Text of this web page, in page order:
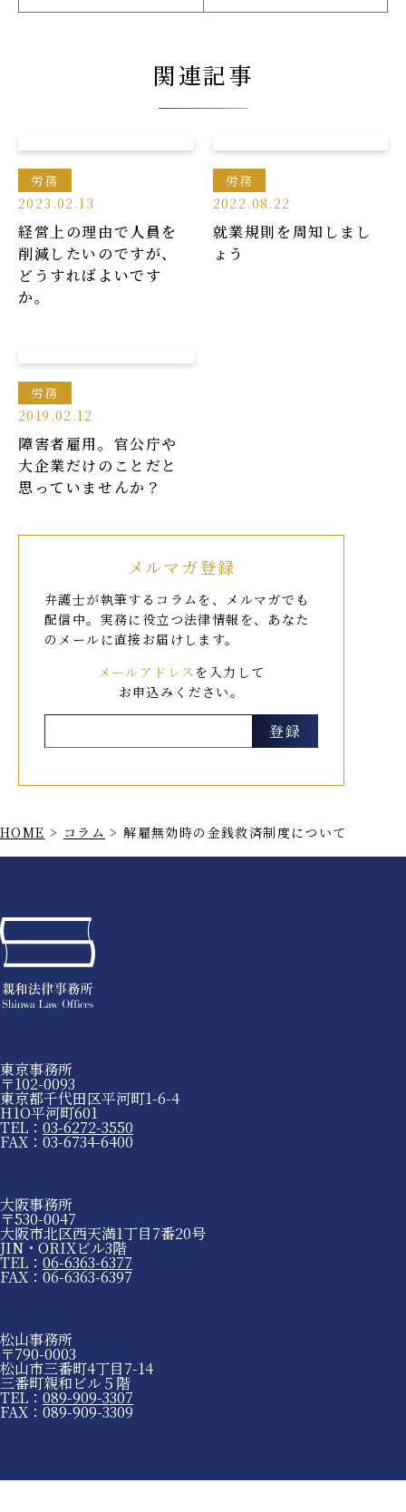
関連記事
労務
2023.02.13
経営上の理由で人員を
削減したいのですが、
どうすればよいです
か。
労務
2022.08.22
就業規則を周知しまし
ょう
労務
2019.02.12
障害者雇用。官公庁や
大企業だけのことだと
思っていませんか？
メルマガ登録
弁護士が執筆するコラムを、メルマガでも
配信中。 実務に役立つ法律情報を、あなた
のメールに直接お届けします。
メールアドレス を入力して
お申込みください。
HOME > コラム >解雇無効時の金銭救済制度について
東京事務所
〒102-0093
東京都千代田区平河町1-6-4
H1O平河町601
TEL： 03-6272-3550
FAX：03-6734-6400
大阪事務所
〒530-0047
大阪市北区西天満1丁目7番20号
JIN・ORIXビル3階
TEL： 06-6363-6377
FAX：06-6363-6397
松山事務所
〒790-0003
松山市三番町4丁目7-14
三番町親和ビル５階
TEL：089-909-3307
FAX：089-909-3309